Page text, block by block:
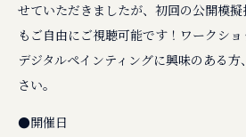
せていただきましたが、初回の公開模
もご自由にご視聴可能です！ワークショ
デジタルペインティングに興味のある
さい。
●開催日